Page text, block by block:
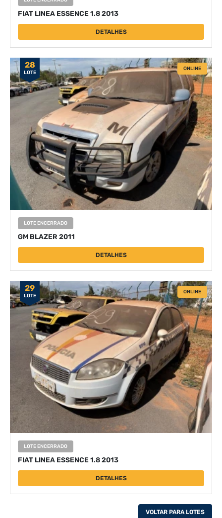
FIAT LINEA ESSENCE 1.8 2013
DETALHES
28
LOTE
ONLINE
LOTE ENCERRADO
GM BLAZER 2011
DETALHES
29
LOTE
ONLINE
LOTE ENCERRADO
FIAT LINEA ESSENCE 1.8 2013
DETALHES
VOLTAR PARA LOTES